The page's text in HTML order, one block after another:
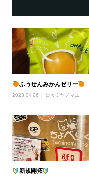
ふうせんみかんゼリー
2023.04.06 日々ミヤノマエ
新規開拓